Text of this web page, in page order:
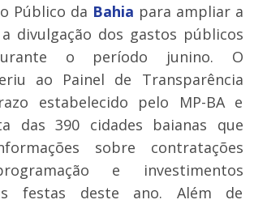
Público da Bahia para ampliar a
divulgação dos gastos públicos
o período junino. O
ao Painel de Transparência
estabelecido pelo MP-BA e
das 390 cidades baianas que
sobre contratações
e investimentos
festas deste ano. Além de